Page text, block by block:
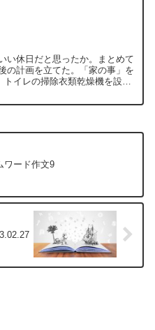
い休日だと思ったか。まとめて
の計画を立てた。「家の事」を
イレの掃除衣類乾燥機を設置
ワード作文9